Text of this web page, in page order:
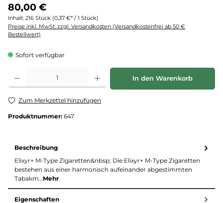
80,00 €
Inhalt: 216 Stück (0,37 €* / 1 Stück)
Preise inkl. MwSt. zzgl. Versandkosten (Versandkostenfrei ab 50 €
Bestellwert)
Sofort verfügbar
Produkt Anzahl: Gib den gewünschten Wert ein oder benutze die Schaltflächen
In den Warenkorb
Zum Merkzettel hinzufügen
Produktnummer: 647
Beschreibung
Elixyr+ M-Type Zigaretten&nbsp; Die Elixyr+ M-Type Zigaretten
bestehen aus einer harmonisch aufeinander abgestimmten
Tabakm…Mehr
Eigenschaften